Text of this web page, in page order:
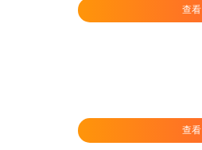
查看
查看